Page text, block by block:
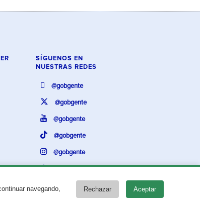
navegando,
Rechazar Aceptar
SÍGUENOS EN
NUESTRAS REDES
@gobgente
@gobgente
@gobgente
@gobgente
@gobgente
@gobgente